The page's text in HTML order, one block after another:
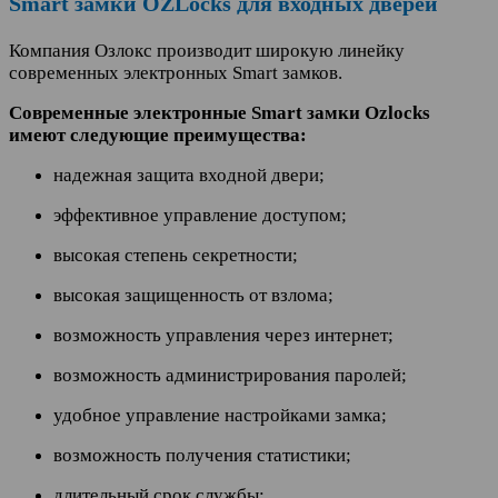
Компания Озлокс производит широкую линейку
современных электронных Smart замков.
Современные электронные Smart замки Ozlocks
имеют следующие преимущества:
надежная защита входной двери;
эффективное управление доступом;
высокая степень секретности;
высокая защищенность от взлома;
возможность управления через интернет;
возможность администрирования паролей;
удобное управление настройками замка;
возможность получения статистики;